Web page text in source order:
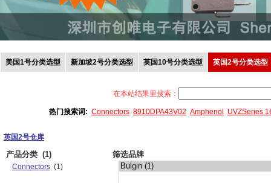
美国1号分类选型 新加坡2号分类选型 英国10号分类选型 英国2号分类选型
在本站结果里搜索：
热门搜索词: Connectors 8910DPA43V02 Amphenol UVZSeries
英国2号仓库
产品分类 (1)
Connectors (1)
筛选品牌